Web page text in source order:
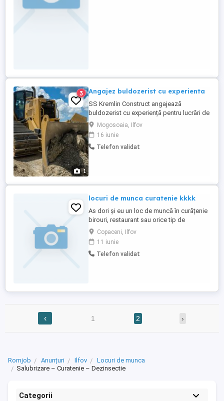
1
3 Angajez buldozerist cu experienta
SS Kremlin Construct angajează
buldozerist cu experiență pentru lucrări de
construcții. Cerințe: experiență în operarea
buldozerului; seriozitate și
responsabilitate; capacitatea de a lucra în
echipă. Oferim: salariu atractiv; masă
Mogosoaia, Ilfov
16 iunie
Telefon validat
locuri de munca curatenie kkkk
As dori și eu un loc de muncă în curățenie
birouri, restaurant sau orice tip de
curățenie. Am experiență
Copaceni, Ilfov
11 iunie
Telefon validat
‹ 1 2 ›
Romjob Anunțuri Ilfov
Locuri de munca
Salubrizare – Curatenie – Dezinsectie
Categorii